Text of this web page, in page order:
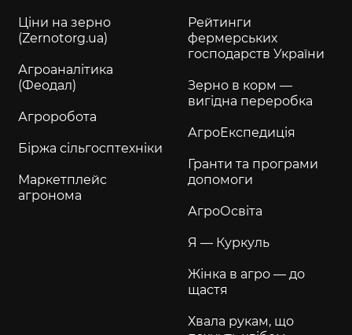
Ціни на зерно
(Zernotorg.ua)
Агроаналітика
(Феодал)
Агроробота
Біржа сільгосптехніки
Маркетплейс
агронома
Рейтинги
фермерських
господарств України
Зерно в корм —
вигідна переробка
АгроЕкспедиція
Гранти та програми
допомоги
АгроОсвіта
Я — Куркуль
Жінка в агро — до
щастя
Хвала рукам, що